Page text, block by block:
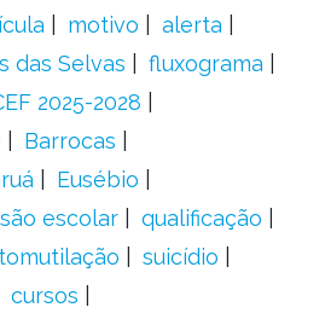
motivo
alerta
das Selvas
fluxograma
2025-2028
Barrocas
Eusébio
escolar
qualificação
suicídio
cursos